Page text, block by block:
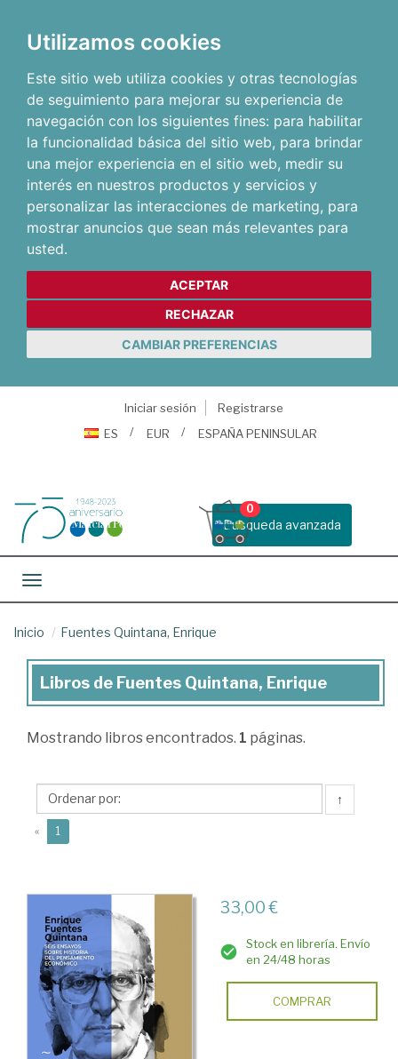
Utilizamos cookies
Este sitio web utiliza cookies y otras tecnologías
de seguimiento para mejorar su experiencia de
navegación con los siguientes fines: para habilitar
la funcionalidad básica del sitio web, para brindar
una mejor experiencia en el sitio web, medir su
interés en nuestros productos y servicios y
personalizar las interacciones de marketing, para
mostrar anuncios que sean más relevantes para
usted.
ACEPTAR
RECHAZAR
CAMBIAR PREFERENCIAS
Iniciar sesión
Registrarse
ES
EUR ESPAÑA PENINSULAR
Busqueda avanzada
0
Toggle navigation
Inicio Fuentes Quintana, Enrique
Libros
Fuentes
Enrique
Libros de Fuentes Quintana, Enrique
Mostrando libros encontrados. 1 páginas.
↑
« 1
33,00 €
Stock en librería. Envío
en 24/48 horas
COMPRAR